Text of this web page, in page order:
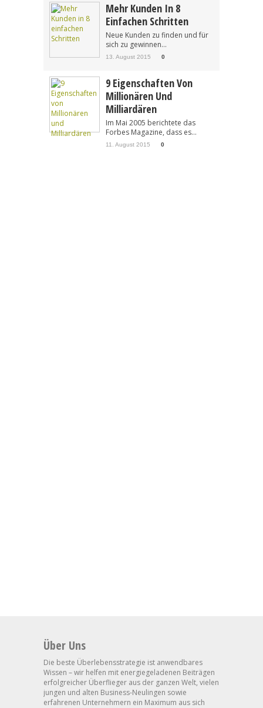
Mehr Kunden In 8
Einfachen Schritten
Neue Kunden zu finden und für
sich zu gewinnen...
13. August 2015 0
9 Eigenschaften Von
Millionären Und
Milliardären
Im Mai 2005 berichtete das
Forbes Magazine, dass es...
11. August 2015 0
Über Uns
Die beste Überlebensstrategie ist anwendbares
Wissen – wir helfen mit energiegeladenen Beiträgen
erfolgreicher Überflieger aus der ganzen Welt, vielen
jungen und alten Business-Neulingen sowie
erfahrenen Unternehmern ein Maximum aus sich